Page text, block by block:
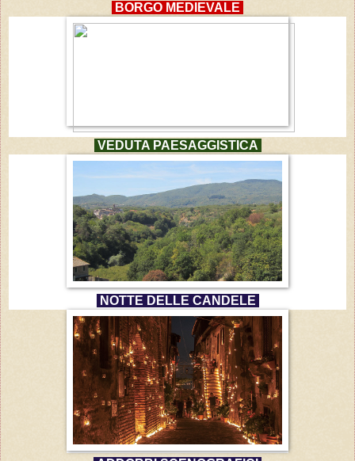
BORGO MEDIEVALE
VEDUTA PAESAGGISTICA
NOTTE DELLE CANDELE